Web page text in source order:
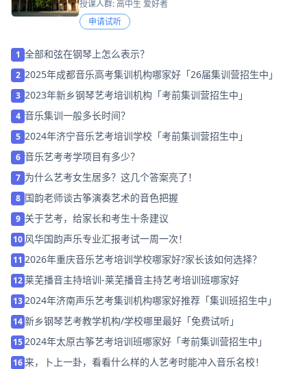
授课人群: 高中生 爱好者
申请试听
1 全部和弦在钢琴上怎么表示？
2 2025年成都音乐高考集训机构哪家好「26届集训营招生中」
3 2023年新乡钢琴艺考培训机构「考前集训营招生中」
4 音乐集训一般多长时间？
5 2024年济宁音乐艺考培训学校「考前集训营招生中」
6 音乐艺考考学项目有多少？
7 为什么艺考女生居多？这几个答案亮了！
8 国韵老师谈古筝演奏艺术的音色把握
9 关于艺考，给家长和考生十条建议
10 风华国韵声乐专业汇报考试一周一次！
11 2026年重庆音乐艺考培训学校哪家好?家长该如何选择？
12莱芜播音主持培训-莱芜播音主持艺考培训班哪家好
13 2024年济南声乐艺考集训机构哪家好推荐「集训班招生中」
14新乡钢琴艺考教学机构/学校哪里最好「免费试听」
15 2024年太原古筝艺考培训班哪家好「考前集训营招生中」
16来，卜上一卦，看看什么样的人艺考时能冲入音乐名校！